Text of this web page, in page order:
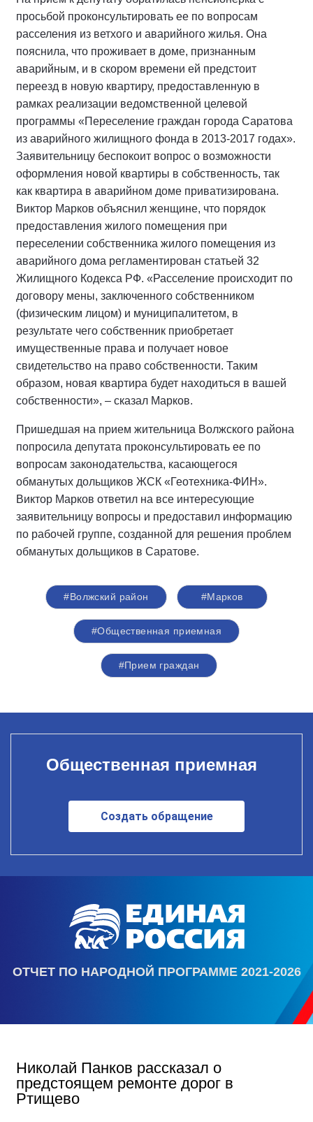
просьбой проконсультировать ее по вопросам
расселения из ветхого и аварийного жилья. Она
пояснила, что проживает в доме, признанным
аварийным, и в скором времени ей предстоит
переезд в новую квартиру, предоставленную в
рамках реализации ведомственной целевой
программы «Переселение граждан города Саратова
из аварийного жилищного фонда в 2013-2017 годах».
Заявительницу беспокоит вопрос о возможности
оформления новой квартиры в собственность, так
как квартира в аварийном доме приватизирована.
Виктор Марков объяснил женщине, что порядок
предоставления жилого помещения при
переселении собственника жилого помещения из
аварийного дома регламентирован статьей 32
Жилищного Кодекса РФ. «Расселение происходит по
договору мены, заключенного собственником
(физическим лицом) и муниципалитетом, в
результате чего собственник приобретает
имущественные права и получает новое
свидетельство на право собственности. Таким
образом, новая квартира будет находиться в вашей
собственности», – сказал Марков.
Пришедшая на прием жительница Волжского района
попросила депутата проконсультировать ее по
вопросам законодательства, касающегося
обманутых дольщиков ЖСК «Геотехника-ФИН».
Виктор Марков ответил на все интересующие
заявительницу вопросы и предоставил информацию
по рабочей группе, созданной для решения проблем
обманутых дольщиков в Саратове.
#Волжский район #Марков
#Общественная приемная
#Прием граждан
Общественная приемная
Создать обращение
ОТЧЕТ ПО НАРОДНОЙ ПРОГРАММЕ 2021-2026
Николай Панков рассказал о
предстоящем ремонте дорог в
Ртищево